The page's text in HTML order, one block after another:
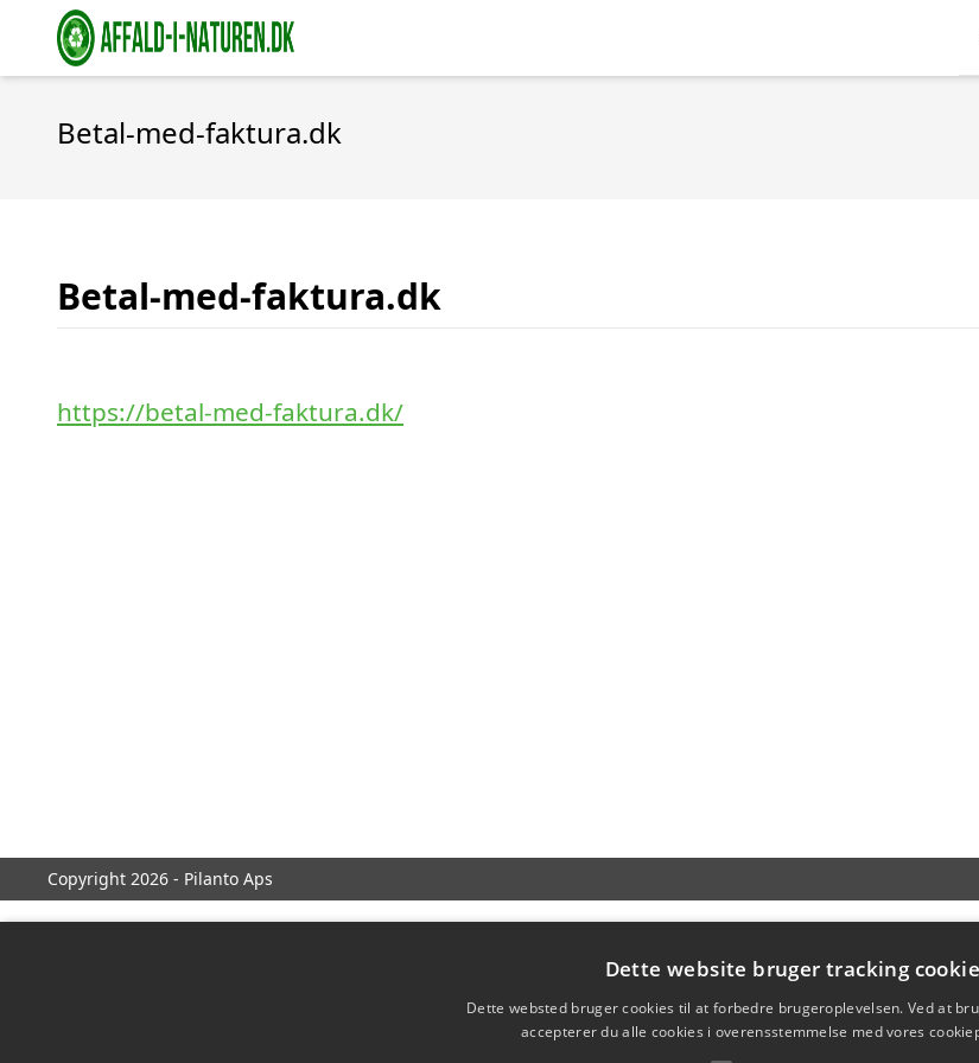
Betal-med-faktura.dk
Betal-med-faktura.dk
https://betal-med-faktura.dk/
Copyright 2026 - Pilanto Aps
Dette website bruger tracking
Dette websted bruger cookies til at forbedre brugeroplevelsen. Ved at
accepterer du alle cookies i overensstemmelse med vores